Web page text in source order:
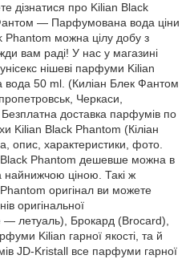
дізнатися про Kilian Black
— Парфумована вода ціни
Phantom можна цілу добу з
вам раді! У нас у магазині
нішеві парфуми Kilian
50 ml. (Киліан Блек Фантом
Черкаси,
доставка парфумів по
Kilian Black Phantom (Кіліан
опис, характеристики, фото.
Phantom дешевше можна в
найнижчою ціною. Такі ж
оригінал ви можете
оригінальної
— летуаль), Брокард (Brocard),
Kilian гарної якості, та й
JD-Kristall все парфуми гарної